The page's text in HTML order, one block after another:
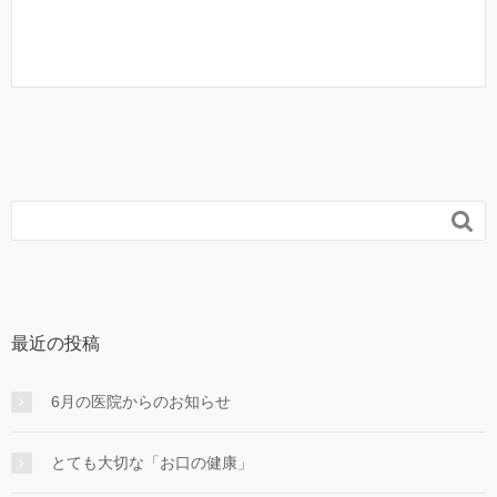

最近の投稿
6月の医院からのお知らせ
とても大切な「お口の健康」